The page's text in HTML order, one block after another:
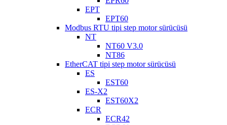
EPT
EPT60
Modbus RTU tipi step motor sürücüsü
NT
NT60 V3.0
NT86
EtherCAT tipi step motor sürücüsü
ES
EST60
ES-X2
EST60X2
ECR
ECR42